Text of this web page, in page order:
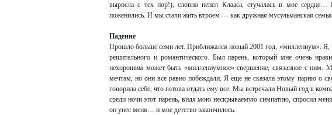
выросла с тех пор!), словно пепел Клааса, стучалась в мое сердце…
поженились. И мы стали жить втроем — как дружная мусульманская
Падение
Прошло больше семи лет. Приближался новый 2001 год, «миллениум». Я,
решительного и романтического. Был парень, который мне очень
нехорошим может быть «миллениумное» свершение, связанное с ним.
мечтам, но они все равно побеждали. Я еще не сказала этому парню о
говорила себе, что готова отдать ему все. Мы встречали Новый год в
среди ночи этот парень, видя мою нескрываемую симпатию, спросил
он унес меня… и мое детство закончилось.